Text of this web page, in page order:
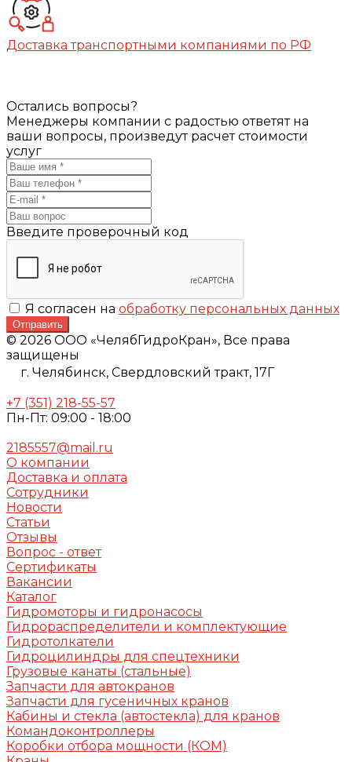
Доставка транспортными компаниями по РФ
Остались вопросы?
Менеджеры компании с радостью ответят на
ваши вопросы, произведут расчет стоимости
услуг
Введите проверочный код
Я согласен на обработку персональных данных
Отправить
© 2026 ООО «ЧелябГидроКран», Все права
защищены
г. Челябинск, Свердловский тракт, 17Г
+7 (351) 218-55-57
Пн-Пт: 09:00 - 18:00
2185557@mail.ru
О компании
Доставка и оплата
Сотрудники
Новости
Статьи
Отзывы
Вопрос - ответ
Сертификаты
Вакансии
Каталог
Гидромоторы и гидронасосы
Гидрораспределители и комплектующие
Гидротолкатели
Гидроцилиндры для спецтехники
Грузовые канаты (стальные)
Запчасти для автокранов
Запчасти для гусеничных кранов
Кабины и стекла (автостекла) для кранов
Командоконтроллеры
Коробки отбора мощности (КОМ)